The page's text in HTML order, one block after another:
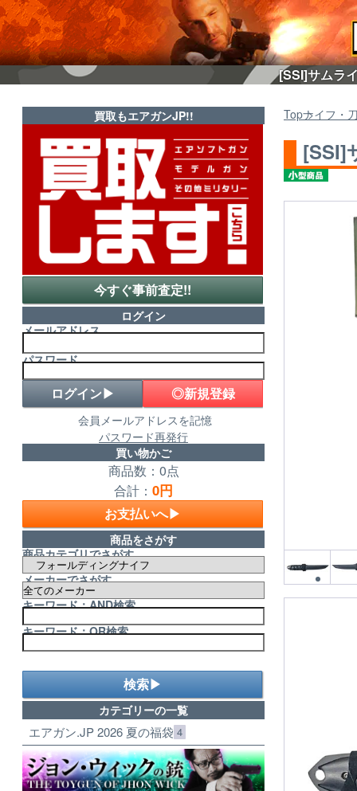
[SSI]サムラ
Topナイフ・
[SSI]
買取もエアガンJP!!
今すぐ事前査定!!
ログイン
メールアドレス
パスワード
◎新規登録
会員メールアドレスを記憶
パスワード再発行
買い物かご
商品数：0点
合計： 0円
お支払いへ▶
商品をさがす
商品カテゴリでさがす
メーカーでさがす
キーワード：AND検索
キーワード：OR検索
検索▶
カテゴリーの一覧
エアガン.JP 2026 夏の福袋 4